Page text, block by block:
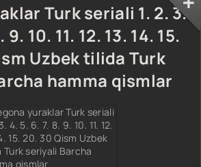
Turk seriali 1. 2. 3.
10. 11. 12. 13. 14. 15.
Uzbek tilida Turk
hamma qismlar